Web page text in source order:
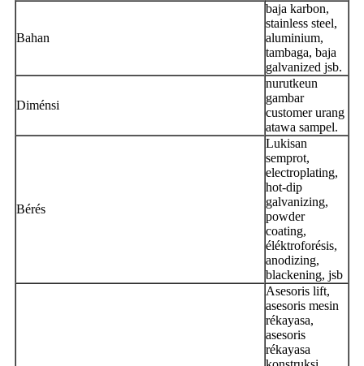
Bahan
baja karbon,
stainless steel,
aluminium,
tambaga, baja
galvanized jsb.
Diménsi
nurutkeun
gambar
customer urang
atawa sampel.
Bérés
Lukisan
semprot,
electroplating,
hot-dip
galvanizing,
powder
coating,
éléktroforésis,
anodizing,
blackening, jsb
Asesoris lift,
asesoris mesin
rékayasa,
asesoris
rékayasa